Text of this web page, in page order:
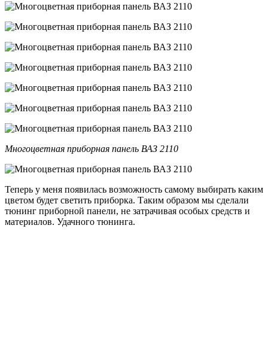
Многоцветная приборная панель ВАЗ 2110
Теперь у меня появилась возможность самому выбирать каким
цветом будет светить приборка. Таким образом мы сделали
тюнинг приборной панели, не затрачивая особых средств и
материалов. Удачного тюнинга.